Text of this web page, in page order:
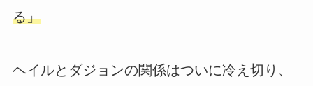
る」
ヘイルとダジョンの関係はついに冷え切り、